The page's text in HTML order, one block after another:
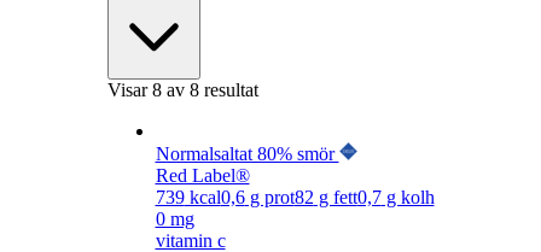
Visar8av 8 resultat
Normalsaltat 80% smör
Red Label®
739kcal0,6g prot82 g fett0,7g kolh
0 mg
vitamin c